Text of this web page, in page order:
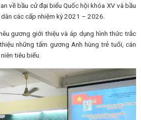
về bầu cử đại biểu Quốc hội khóa XV và bầu
các cấp nhiệm kỳ 2021 – 2026.
gương giới thiệu và áp dụng hình thức trắc
những tấm gương Anh hùng trẻ tuổi, cán
tiêu biểu.